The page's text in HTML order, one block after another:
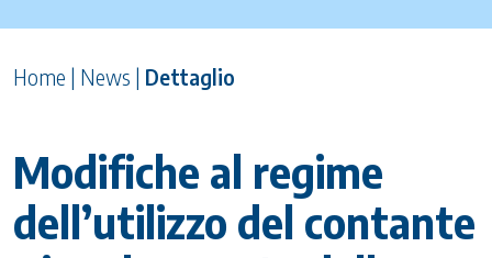
Home | News | Dettaglio
Modifiche al regime
dell’utilizzo del contante